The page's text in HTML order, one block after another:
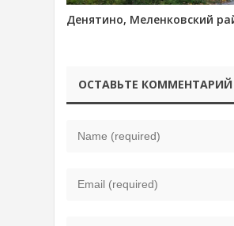
Денятино, Меленковский
ОСТАВЬТЕ КОММЕНТАРИЙ